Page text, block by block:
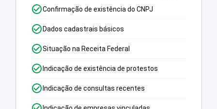
Confirmação de existência do CNPJ
Dados cadastrais básicos
Situação na Receita Federal
Indicação de existência de protestos
Indicação de consultas recentes